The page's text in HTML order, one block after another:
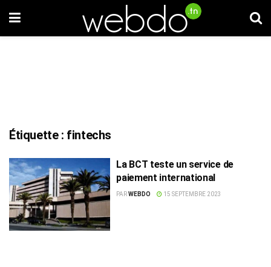
Étiquette : fintechs
La BCT teste un service de
paiement international
PARWEBDO 15 SEPTEMBRE 2023